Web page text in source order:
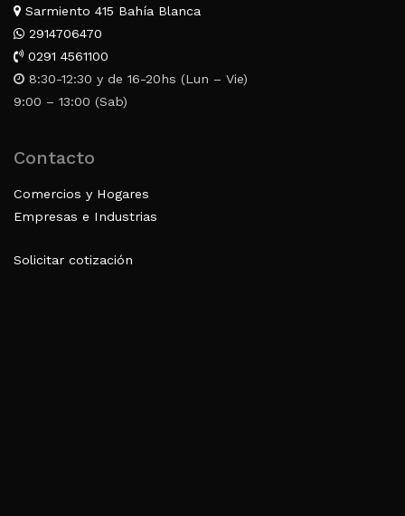
Sarmiento 415 Bahía Blanca
2914706470
0291 4561100
8:30-12:30 y de 16-20hs (Lun – Vie)
9:00 – 13:00 (Sab)
Contacto
Comercios y Hogares
Empresas e Industrias
Solicitar cotización